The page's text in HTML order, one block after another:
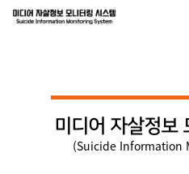
미디어 자살정보
(Suicide Information